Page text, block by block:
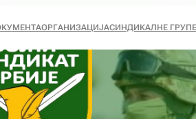
ОРГАНИЗАЦИЈАСИНДИКАЛНЕ ГРУПЕ